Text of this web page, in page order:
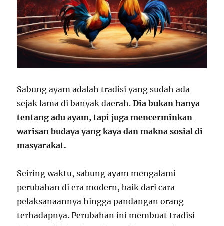
Sabung ayam adalah tradisi yang sudah ada
sejak lama di banyak daerah.Dia bukan hanya
tentang adu ayam, tapi juga mencerminkan
warisan budaya yang kaya dan makna sosial di
masyarakat.
Seiring waktu, sabung ayam mengalami
perubahan di era modern, baik dari cara
pelaksanaannya hingga pandangan orang
terhadapnya. Perubahan ini membuat tradisi